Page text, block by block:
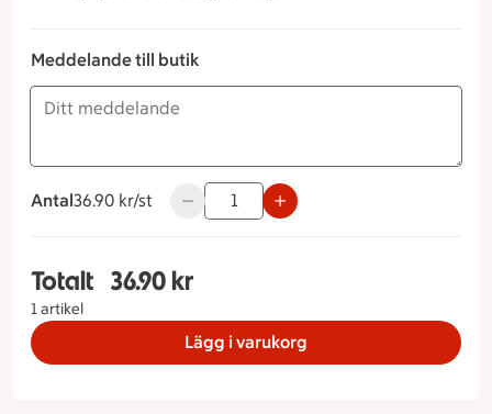
Meddelande till butik
Antal
36.90 kronor styck
36.90 kr/st Använd knapparna för att minska
Totalt
1 artikel
Totalt 1 stycken Oreocheesecake, 36.90 kronor
36.90 kr
Lägg i varukorg